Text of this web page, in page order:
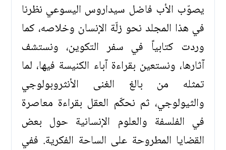
يصوّب الأب فاضل سيداروس اليسوعي نظرنا
في هذا المجلد نحو زلّة الإنسان وخلاصه، كما
وردت كتابياً في سفر التكوين، ونستشف
آثارها، ونستعين بقراءة آباء الكنيسة فيها، لما
تمثله من بالغ الغنى الأنثروبولوجي
والثيولوجي، ثم نحكّم العقل بقراءة معاصرة
في الفلسفة والعلوم الإنسانية حول بعض
القضايا المطروحة على الساحة الفكرية. ففي